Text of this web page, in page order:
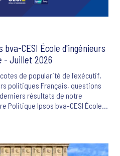
CESI École d'ingénieurs
- Juillet 2026
de popularité de l'exécutif,
politiques Français, questions
résultats de notre
Politique Ipsos bva-CESI École